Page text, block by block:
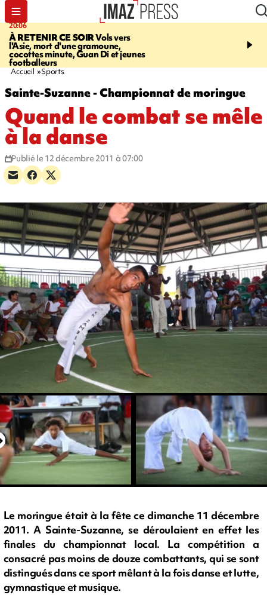
20:06
À RETENIR CE SOIRVols vers
l'Asie, mort d'une gramoune,
cocottes minute, Guan Di et jeunes
footballeurs
07:22
Squale condamné à
Accueil Sports
Sainte-Suzanne - Championnat de moringue
Quand le combat se mêle
à la danse
Publié le 12 décembre 2011 à 07:00
Le moringue était à la fête ce dimanche 11 décembre
2011. A Sainte-Suzanne, se déroulaient en effet les
finales du championnat local. La compétition a
consacré pas moins de douze combattants, qui se sont
distingués dans ce sport mêlant à la fois danse et lutte,
gymnastique et musique.